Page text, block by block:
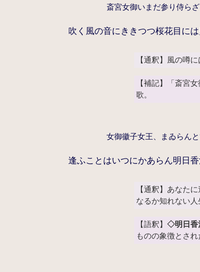
斎宮女御いまだ参り侍ら
吹く風の音にききつつ桜花目に
【通釈】風の噂
【補記】「斎宮
歌。
女御徽子女王、まゐらん
逢ふことはいつにかあらん明日
【通釈】あなた
なるか知れない人
【語釈】 ◇明日香
ものの象徴とされ